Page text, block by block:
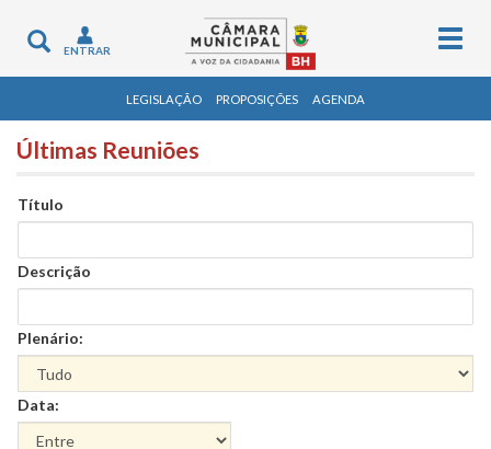
Toggle
navigation
ENTRAR
LEGISLAÇÃO PROPOSIÇÕES AGENDA
Últimas Reuniões
Título
Descrição
Plenário:
Data: